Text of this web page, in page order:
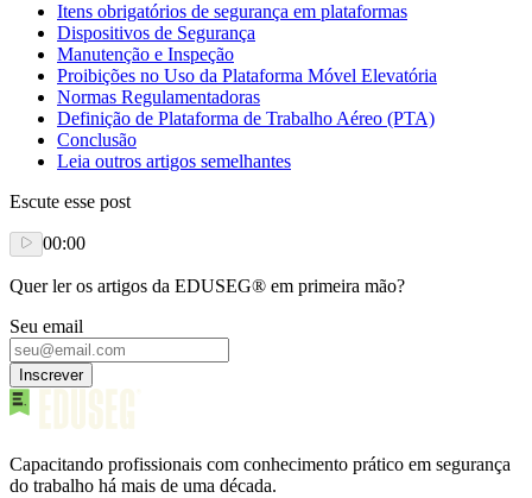
Itens obrigatórios de segurança em plataformas
Dispositivos de Segurança
Manutenção e Inspeção
Proibições no Uso da Plataforma Móvel Elevatória
Normas Regulamentadoras
Definição de Plataforma de Trabalho Aéreo (PTA)
Conclusão
Leia outros artigos semelhantes
Escute esse post
00:00
Quer ler os artigos da EDUSEG® em primeira mão?
Seu email
Inscrever
Capacitando profissionais com conhecimento prático em segurança
do trabalho há mais de uma década.